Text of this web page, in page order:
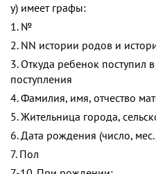
у) имеет графы:
1. №
2. NN истории родов и
3. Откуда ребенок поступил
поступления
4. Фамилия, имя, отчество
5. Жительница города,
6. Дата рождения (число,
7. Пол